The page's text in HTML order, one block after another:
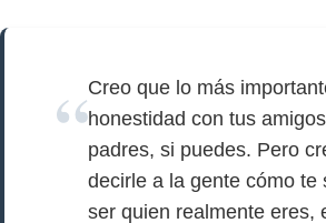
Creo que lo más
honestidad con tus
padres, si puedes. Pero
decirle a la gente cómo te
ser quien realmente eres,